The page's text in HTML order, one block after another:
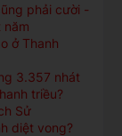
phải cười -
năm
ở Thanh
3.357 nhát
triều?
Sử
diệt vong?